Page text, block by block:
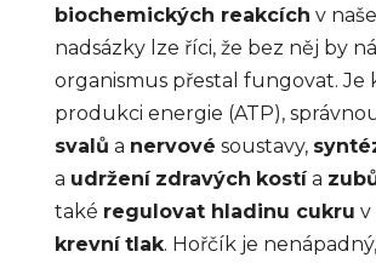
biochemických reakcích v
nadsázky lze říci, že bez něj by
organismus přestal fungovat. Je
produkci energie (ATP),
svalů a nervové soustavy,
a udržení zdravých kostía
také regulovat hladinu cukru v
krevní tlak. Hořčík je